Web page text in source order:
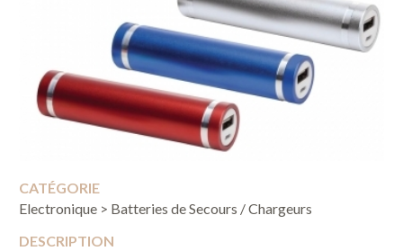
CATÉGORIE
Electronique > Batteries de Secours / Chargeurs
DESCRIPTION